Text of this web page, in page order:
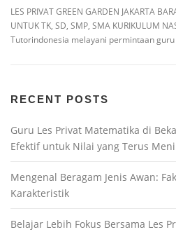
LES PRIVAT GREEN GARDEN JAKARTA
UNTUK TK, SD, SMP, SMA KURIKULUM
Tutorindonesia melayani permintaan
RECENT POSTS
Guru Les Privat Matematika di
Efektif untuk Nilai yang Terus
Mengenal Beragam Jenis Awan:
Karakteristik
Belajar Lebih Fokus Bersama Les